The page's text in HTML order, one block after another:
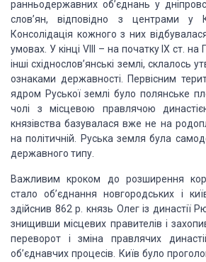
ранньодержавних об’єднань у
слов’ян, відповідно з центрами у
Консолідація кожного з них
умовах. У кінці VIII – на початку IX ст. на
інші східнослов’янські землі, склалось
ознаками державності. Первісним
ядром Руськоїземлі було полянське
чолі з місцевою правлячою
князівства базувалася вже не на
на політичній. Руська земля була
державного типу.
Важливим кроком до розширення
стало об’єднання новгородських і
здійснив 862 р. князь Олег із династії
знищивши місцевих правителів і
переворот і зміна правлячих
об’єднавчих процесів. Київ було